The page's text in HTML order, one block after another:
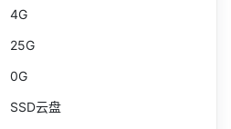
4G
25G
0G
SSD云盘